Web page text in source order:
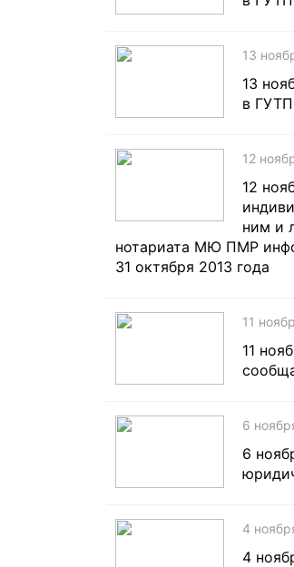
13
13
в
12
12
ним и
нотариата МЮ ПМР
31 октября 2013 года
11
11
6
6
4
4